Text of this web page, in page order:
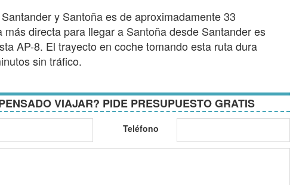
y Santoña es de aproximadamente 33
más directa para llegar a Santoña desde Santander es
AP-8. El trayecto en coche tomando esta ruta dura
sin tráfico.
VIAJAR? PIDE PRESUPUESTO GRATIS
Teléfono